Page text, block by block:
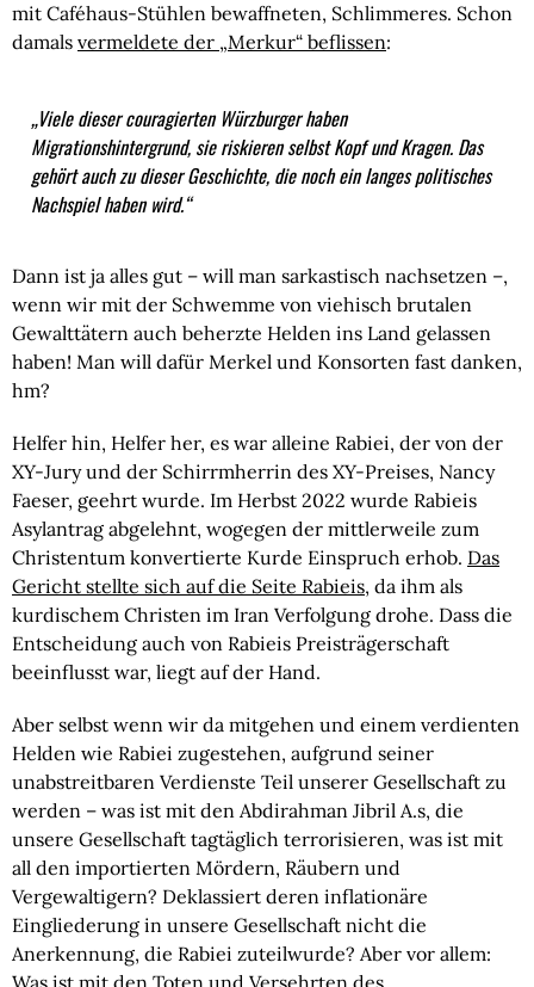
mit Caféhaus-Stühlen bewaffneten, Schlimmeres. Schon
damals vermeldete der „Merkur“ beflissen:
„Viele dieser couragierten Würzburger haben
Migrationshintergrund, sie riskieren selbst Kopf und Kragen. Das
gehört auch zu dieser Geschichte, die noch ein langes politisches
Nachspiel haben wird.“
Dann ist ja alles gut – will man sarkastisch nachsetzen –,
wenn wir mit der Schwemme von viehisch brutalen
Gewalttätern auch beherzte Helden ins Land gelassen
haben! Man will dafür Merkel und Konsorten fast danken,
hm?
Helfer hin, Helfer her, es war alleine Rabiei, der von der
XY-Jury und der Schirrmherrin des XY-Preises, Nancy
Faeser, geehrt wurde. Im Herbst 2022 wurde Rabieis
Asylantrag abgelehnt, wogegen der mittlerweile zum
Christentum konvertierte Kurde Einspruch erhob. Das
Gericht stellte sich auf die Seite Rabieis, da ihm als
kurdischem Christen im Iran Verfolgung drohe. Dass die
Entscheidung auch von Rabieis Preisträgerschaft
beeinflusst war, liegt auf der Hand.
Aber selbst wenn wir da mitgehen und einem verdienten
Helden wie Rabiei zugestehen, aufgrund seiner
unabstreitbaren Verdienste Teil unserer Gesellschaft zu
werden – was ist mit den Abdirahman Jibril A.s, die
unsere Gesellschaft tagtäglich terrorisieren, was ist mit
all den importierten Mördern, Räubern und
Vergewaltigern? Deklassiert deren inflationäre
Eingliederung in unsere Gesellschaft nicht die
Anerkennung, die Rabiei zuteilwurde? Aber vor allem:
Was ist mit den Toten und Versehrten des